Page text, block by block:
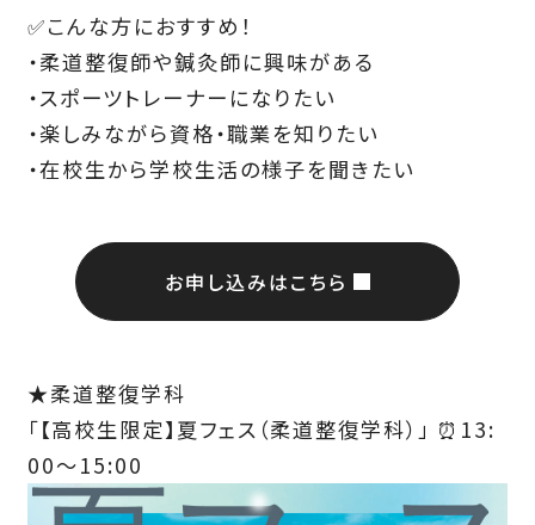
✅こんな方におすすめ！
・柔道整復師や鍼灸師に興味がある
・スポーツトレーナーになりたい
・楽しみながら資格・職業を知りたい
・在校生から学校生活の様子を聞きたい
お申し込みはこちら
★柔道整復学科
「【高校生限定】夏フェス（柔道整復学科）」 ⏰13:
00～15:00